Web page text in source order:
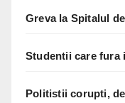
Greva la Spitalul
Studentii care fura
Politistii corupti,